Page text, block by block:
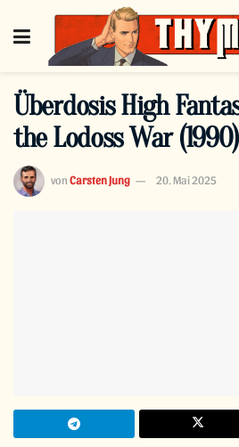
Überdosis High
the Lodoss War (1990)
von Carsten Jung 20. Mai 2025